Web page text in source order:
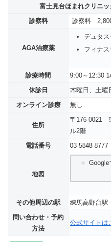
富士見台ほまれクリニ
診察料
診察料
AGA治療薬
デュタス
フィナ
診療時間
9:00～12:30
休診日
木曜日、土曜
オンライン診療
無し
住所
〒176-0021
ル2階
電話番号
03-5848-8777
地図
Google
その他周辺の駅
練馬高野台駅
問い合わせ・予約
方法
公式サイトは